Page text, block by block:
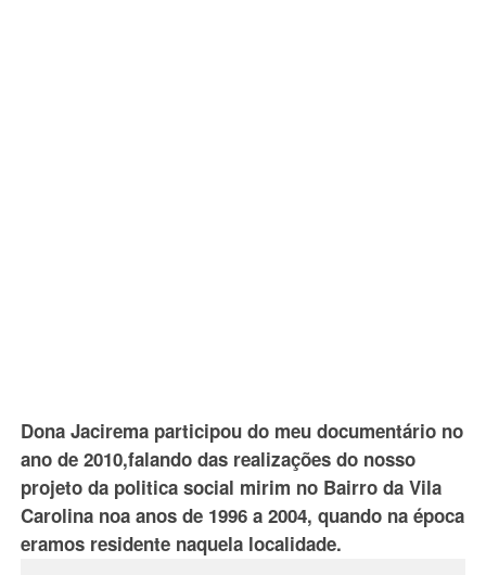
Dona Jacirema participou do meu documentário no
ano de 2010,falando das realizações do nosso
projeto da politica social mirim no Bairro da Vila
Carolina noa anos de 1996 a 2004, quando na época
eramos residente naquela localidade.